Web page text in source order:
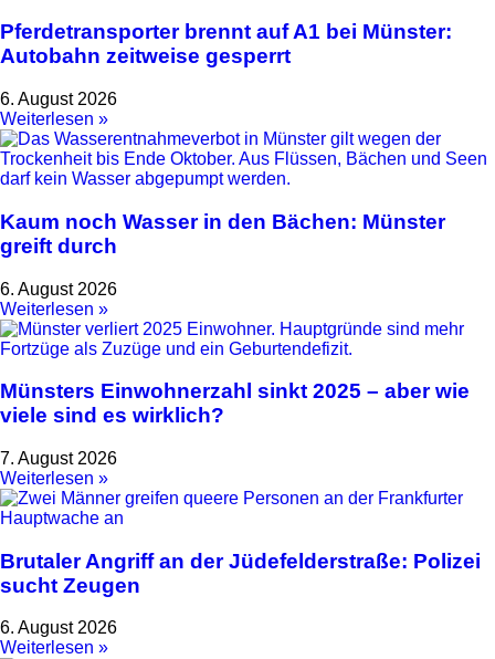
Pferdetransporter brennt auf A1 bei Münster:
Autobahn zeitweise gesperrt
6. August 2026
Weiterlesen »
Kaum noch Wasser in den Bächen: Münster
greift durch
6. August 2026
Weiterlesen »
Münsters Einwohnerzahl sinkt 2025 – aber wie
viele sind es wirklich?
7. August 2026
Weiterlesen »
Brutaler Angriff an der Jüdefelderstraße: Polizei
sucht Zeugen
6. August 2026
Weiterlesen »